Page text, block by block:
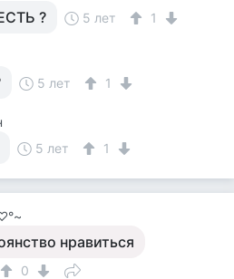
? 5 лет 1
5 лет 1
5 лет 1
нравиться
0